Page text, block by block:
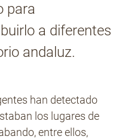
para
a diferentes
andaluz.
han detectado
los lugares de
entre ellos,